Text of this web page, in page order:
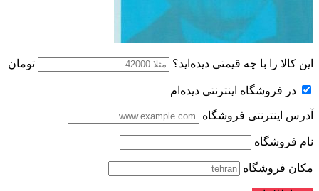
این کالا را با چه قیمتی دیده‌اید؟ تومان
در فروشگاه اینترنتی دیده‌ام
آدرس اینترنتی فروشگاه
نام فروشگاه
مکان فروشگاه